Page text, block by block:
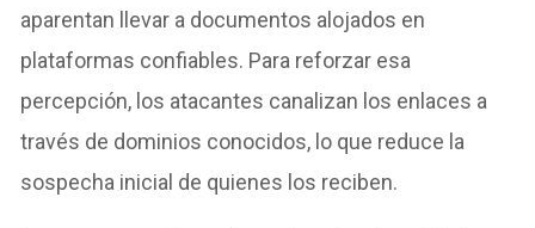
aparentan llevar a documentos alojados en
plataformas confiables. Para reforzar esa
percepción, los atacantes canalizan los enlaces a
través de dominios conocidos, lo que reduce la
sospecha inicial de quienes los reciben.